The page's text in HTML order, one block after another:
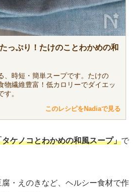
っぷり！たけのことわかめの和
、時短・簡単スープです。たけの
物繊維豊富！低カロリーでダイエッ
す。
このレシピをNadiaで見る
タケノコとわかめの和風スープ」で
・えのきなど、ヘルシー食材で作